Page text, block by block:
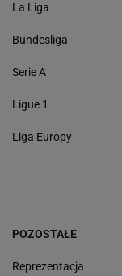
La Liga
Bundesliga
Serie A
Ligue 1
Liga Europy
POZOSTAŁE
Reprezentacja